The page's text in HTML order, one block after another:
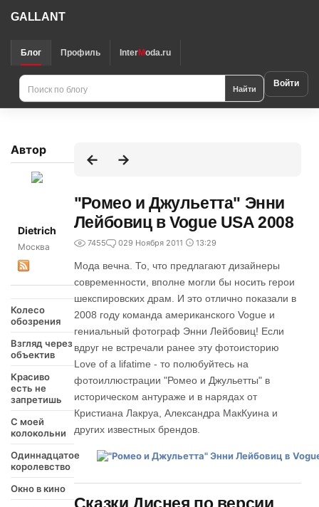
GALLANT
Блог Профиль InterModa.ru
Найти Войти
Автор
Dietrich
Москва
Колесо
обозрения
Взгляд через
объектив
Красиво
есть не
запретишь
С моей
колокольни
Одиннадцатое
королевство
Окно в кино
"Ромео и Джульетта" Энни
Лейбовиц в Vogue USA 2008
7455 029 Ноября 2011 13:29
Мода вечна. То, что предлагают дизайнеры
современности, вполне могли бы носить герои
шекспировских драм. И это отлично показали в
2008 году команда американского Vogue и
гениальный фотограф Энни Лейбовиц! Если
вдруг не встречали ранее эту фотоисторию
Love of a lifatime - то полюбуйтесь на
фотоиллюстрации "Ромео и Джульетты" в
историческом антураже и в нарядах от
Кристиана Лакруа, Александра МакКуина и
других известных брендов.